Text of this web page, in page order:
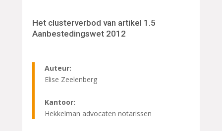
Het clusterverbod van artikel 1.5
Aanbestedingswet 2012
Auteur:
Elise Zeelenberg
Kantoor:
Hekkelman advocaten notarissen